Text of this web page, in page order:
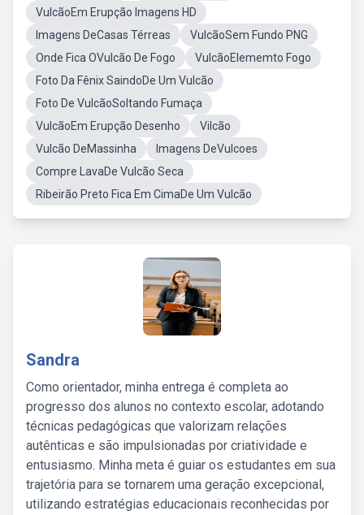
VulcãoEm Erupção Imagens HD
Imagens DeCasas Térreas
VulcãoSem Fundo PNG
Onde Fica OVulcão De Fogo
VulcãoElememto Fogo
Foto Da Fênix SaindoDe Um Vulcão
Foto De VulcãoSoltando Fumaça
VulcãoEm Erupção Desenho
Vilcão
Vulcão DeMassinha
Imagens DeVulcoes
Compre LavaDe Vulcão Seca
Ribeirão Preto Fica Em CimaDe Um Vulcão
Sandra
Como orientador, minha entrega é completa ao
progresso dos alunos no contexto escolar, adotando
técnicas pedagógicas que valorizam relações
autênticas e são impulsionadas por criatividade e
entusiasmo. Minha meta é guiar os estudantes em sua
trajetória para se tornarem uma geração excepcional,
utilizando estratégias educacionais reconhecidas por